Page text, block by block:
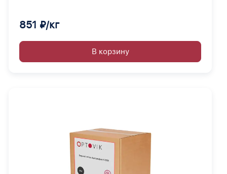
851 ₽/кг
В корзину